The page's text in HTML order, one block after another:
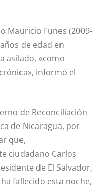
Mauricio Funes (2009-
de edad en
asilado, «como
informó el
de Reconciliación
de Nicaragua, por
que,
ciudadano Carlos
de El Salvador,
fallecido esta noche,